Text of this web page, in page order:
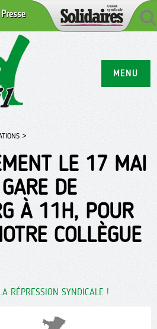
MENU
Presse
>
LE 17 MAI
DE
À 11H, POUR
COLLÈGUE
RÉPRESSION SYNDICALE !